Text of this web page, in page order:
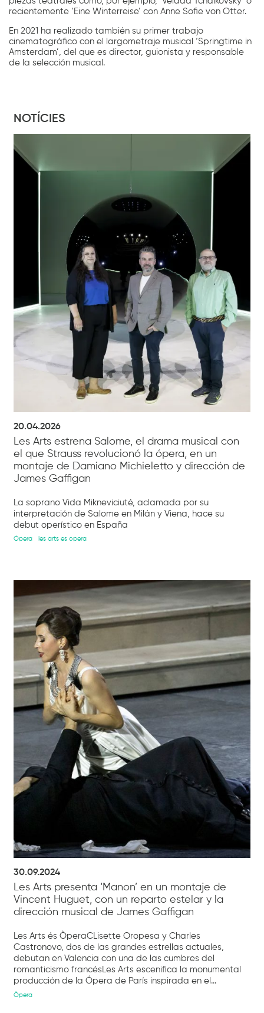
recientemente ‘Eine Winterreise’ con Anne Sofie von Otter.
En 2021 ha realizado también su primer trabajo
cinematográfico con el largometraje musical ‘Springtime in
Amsterdam’, del que es director, guionista y responsable
de la selección musical.
NOTÍCIES
20.04.2026
Les Arts estrena Salome, el drama musical con
el que Strauss revolucionó la ópera, en un
montaje de Damiano Michieletto y dirección de
James Gaffigan
La soprano Vida Mikneviciuté, aclamada por su
interpretación de Salome en Milán y Viena, hace su
debut operístico en España
Òpera les arts es opera
30.09.2024
Les Arts presenta ‘Manon’ en un montaje de
Vincent Huguet, con un reparto estelar y la
dirección musical de James Gaffigan
Les Arts és ÒperaCLisette Oropesa y Charles
Castronovo, dos de las grandes estrellas actuales,
debutan en Valencia con una de las cumbres del
romanticismo francésLes Arts escenifica la monumental
producción de la Ópera de París inspirada en el...
Òpera